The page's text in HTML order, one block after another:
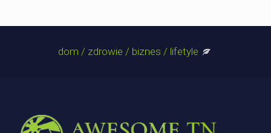
dom / zdrowie / biznes / lifetyle